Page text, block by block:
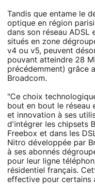
Tandis que entame le
optique en région
dans son réseau ADSL
situés en zone
v4 ou v5, peuvent
pouvant atteindre 28
précédemment) grâce
Broadcom.
"Ce choix
bout en bout le réseau
et innovation à ses
d'intégrer les chipsets
Freebox et dans les
Nitro développée par
à ses abonnés
pour leur ligne
résidentiel français.
effective pour certains